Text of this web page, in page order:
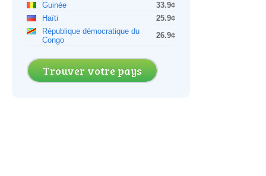
Guinée
33.9¢
Haïti
25.9¢
République démocratique du
Congo
26.9¢
Trouver votre pays